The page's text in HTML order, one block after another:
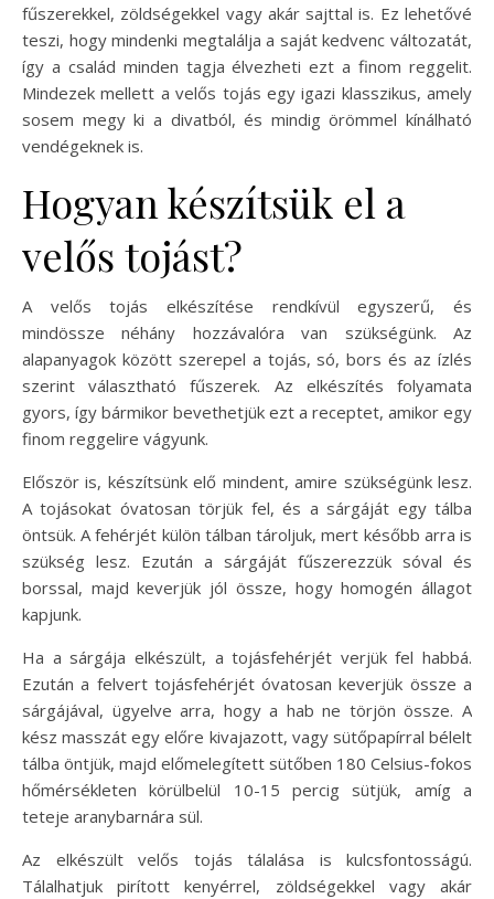
fűszerekkel, zöldségekkel vagy akár sajttal is. Ez lehetővé
teszi, hogy mindenki megtalálja a saját kedvenc változatát,
így a család minden tagja élvezheti ezt a finom reggelit.
Mindezek mellett a velős tojás egy igazi klasszikus, amely
sosem megy ki a divatból, és mindig örömmel kínálható
vendégeknek is.
Hogyan készítsük el a
velős tojást?
A velős tojás elkészítése rendkívül egyszerű, és
mindössze néhány hozzávalóra van szükségünk. Az
alapanyagok között szerepel a tojás, só, bors és az ízlés
szerint választható fűszerek. Az elkészítés folyamata
gyors, így bármikor bevethetjük ezt a receptet, amikor egy
finom reggelire vágyunk.
Először is, készítsünk elő mindent, amire szükségünk lesz.
A tojásokat óvatosan törjük fel, és a sárgáját egy tálba
öntsük. A fehérjét külön tálban tároljuk, mert később arra is
szükség lesz. Ezután a sárgáját fűszerezzük sóval és
borssal, majd keverjük jól össze, hogy homogén állagot
kapjunk.
Ha a sárgája elkészült, a tojásfehérjét verjük fel habbá.
Ezután a felvert tojásfehérjét óvatosan keverjük össze a
sárgájával, ügyelve arra, hogy a hab ne törjön össze. A
kész masszát egy előre kivajazott, vagy sütőpapírral bélelt
tálba öntjük, majd előmelegített sütőben 180 Celsius-fokos
hőmérsékleten körülbelül 10-15 percig sütjük, amíg a
teteje aranybarnára sül.
Az elkészült velős tojás tálalása is kulcsfontosságú.
Tálalhatjuk pirított kenyérrel, zöldségekkel vagy akár